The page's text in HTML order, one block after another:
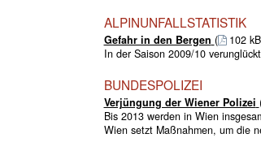
ALPINUNFALLSTATISTIK
Gefahr in den Bergen (
102
In der Saison 2009/10
BUNDESPOLIZEI
Verjüngung der Wiener Polizei
Bis 2013 werden in Wien
Wien setzt Maßnahmen, um die